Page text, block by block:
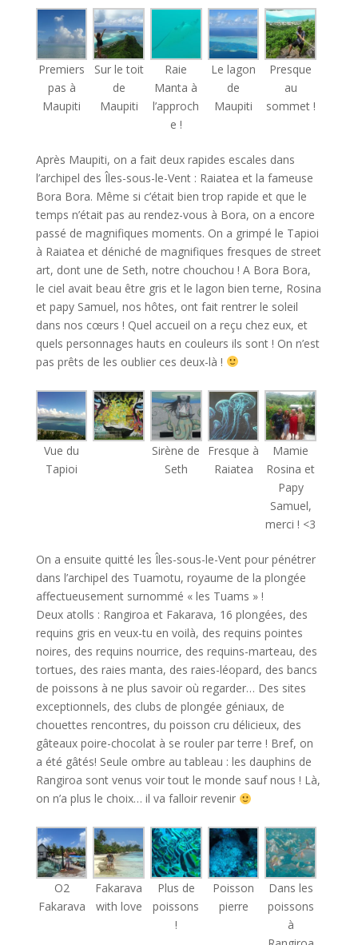
Premiers
pas à
Maupiti
Sur le toit
de
Maupiti
Raie
Manta à
l’approch
e !
Le lagon
de
Maupiti
Presque
au
sommet !
Après Maupiti, on a fait deux rapides escales dans
l’archipel des Îles-sous-le-Vent : Raiatea et la fameuse
Bora Bora. Même si c’était bien trop rapide et que le
temps n’était pas au rendez-vous à Bora, on a encore
passé de magnifiques moments. On a grimpé le Tapioi
à Raiatea et déniché de magnifiques fresques de street
art, dont une de Seth, notre chouchou ! A Bora Bora,
le ciel avait beau être gris et le lagon bien terne, Rosina
et papy Samuel, nos hôtes, ont fait rentrer le soleil
dans nos cœurs ! Quel accueil on a reçu chez eux, et
quels personnages hauts en couleurs ils sont ! On n’est
pas prêts de les oublier ces deux-là !
Vue du
Tapioi
Sirène de
Seth
Fresque à
Raiatea
Mamie
Rosina et
Papy
Samuel,
merci ! <3
On a ensuite quitté les Îles-sous-le-Vent pour pénétrer
dans l’archipel des Tuamotu, royaume de la plongée
affectueusement surnommé « les Tuams » !
Deux atolls : Rangiroa et Fakarava, 16 plongées, des
requins gris en veux-tu en voilà, des requins pointes
noires, des requins nourrice, des requins-marteau, des
tortues, des raies manta, des raies-léopard, des bancs
de poissons à ne plus savoir où regarder… Des sites
exceptionnels, des clubs de plongée géniaux, de
chouettes rencontres, du poisson cru délicieux, des
gâteaux poire-chocolat à se rouler par terre ! Bref, on
a été gâtés! Seule ombre au tableau : les dauphins de
Rangiroa sont venus voir tout le monde sauf nous ! Là,
on n’a plus le choix… il va falloir revenir
O2
Fakarava
Fakarava
with love
Plus de
poissons
!
Poisson
pierre
Dans les
poissons
à